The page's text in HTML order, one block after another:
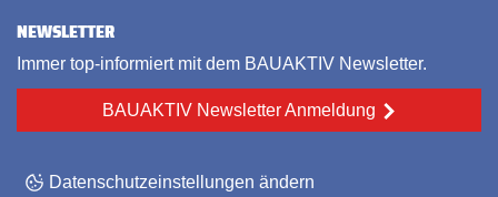
NEWSLETTER
Immer top-informiert mit dem BAUAKTIV Newsletter.
BAUAKTIV Newsletter Anmeldung
Datenschutzeinstellungen ändern